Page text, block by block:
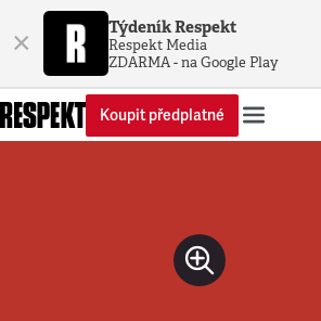
× Týdeník Respekt
Respekt Media
ZDARMA - na Google Play
Koupit předplatné